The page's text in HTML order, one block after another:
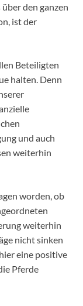
den ganzen
ist der
Beteiligten
halten. Denn
und auch
weiterhin
worden, ob
weiterhin
nicht sinken
eine positive
Pferde